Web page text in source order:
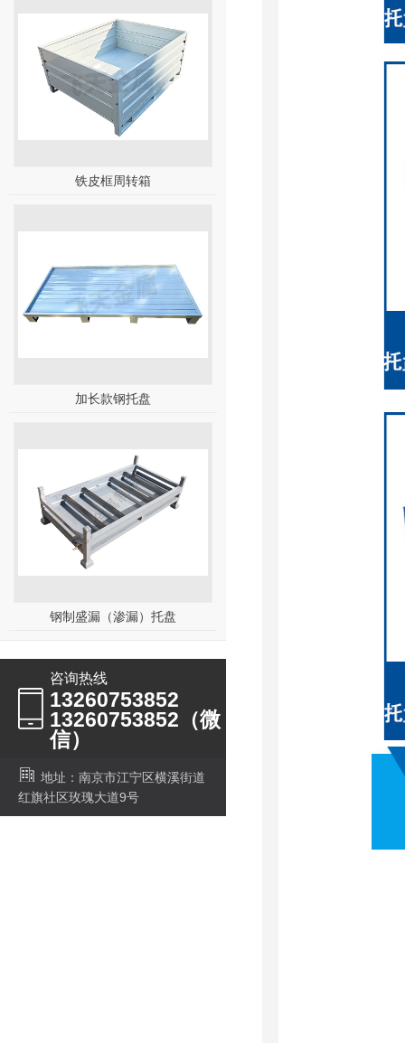
铁皮框周转箱
加长款钢托盘
钢制盛漏（渗漏）托盘
咨询热线
13260753852
13260753852（微
信）
地址：南京市江宁区横溪街道
红旗社区玫瑰大道9号